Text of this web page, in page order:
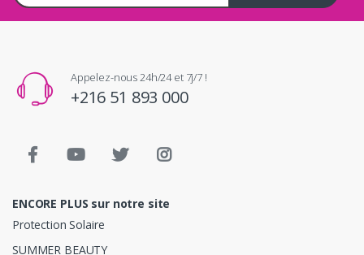
Appelez-nous 24h/24 et 7j/7 !
+216 51 893 000
ENCORE PLUS sur notre site
Protection Solaire
SUMMER BEAUTY